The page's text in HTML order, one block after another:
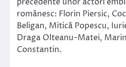
românesc: Florin Piersic,
Beligan, Mitică Popescu,
Draga Olteanu-Matei,
Constantin.